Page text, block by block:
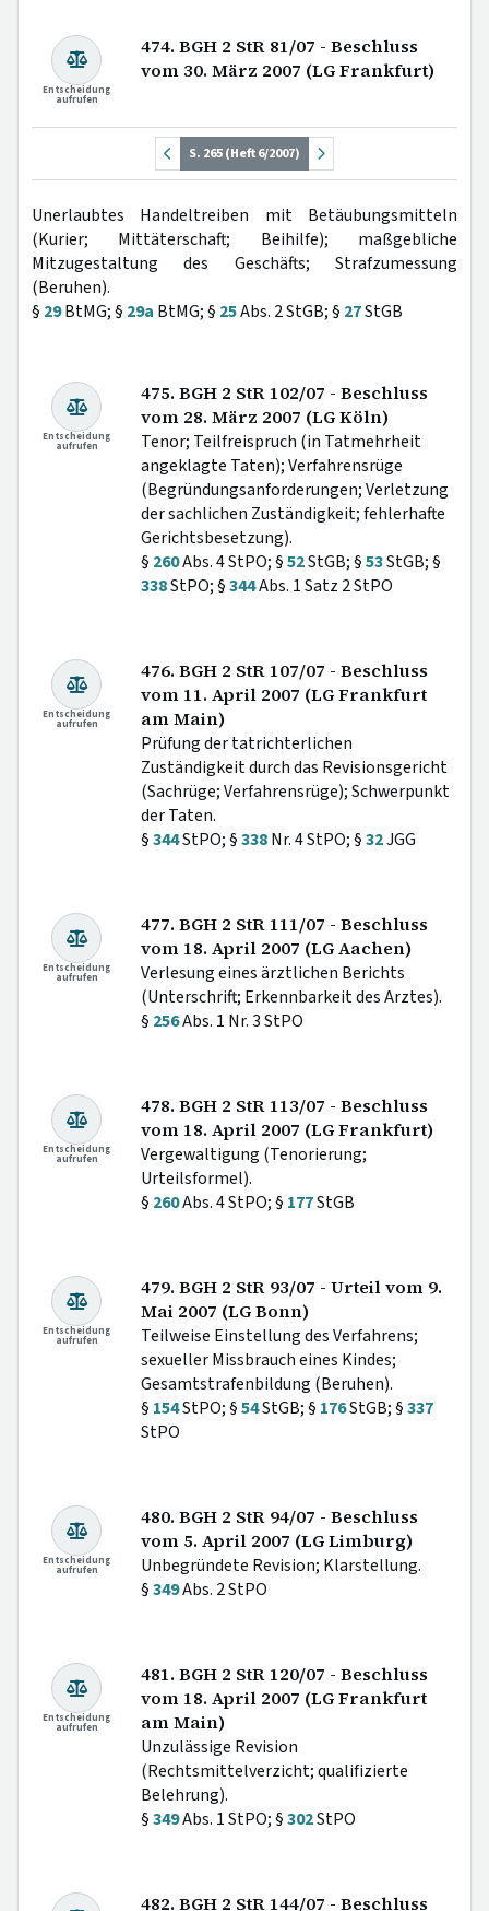
Entscheidung
aufrufen
474. BGH 2 StR 81/07 - Beschluss
vom 30. März 2007 (LG Frankfurt)
S. 265 (Heft 6/2007)
Unerlaubtes Handeltreiben mit Betäubungsmitteln
(Kurier; Mittäterschaft; Beihilfe); maßgebliche
Mitzugestaltung des Geschäfts; Strafzumessung
(Beruhen).
§ 29BtMG; § 29a BtMG; § 25Abs. 2 StGB; § 27StGB
Entscheidung
aufrufen
475. BGH 2 StR 102/07 - Beschluss
vom 28. März 2007 (LG Köln)
Tenor; Teilfreispruch (in Tatmehrheit
angeklagte Taten); Verfahrensrüge
(Begründungsanforderungen; Verletzung
der sachlichen Zuständigkeit; fehlerhafte
Gerichtsbesetzung).
§ 260Abs. 4 StPO; §52StGB; §53StGB; §
338StPO; §344Abs. 1 Satz 2 StPO
Entscheidung
aufrufen
476. BGH 2 StR 107/07 - Beschluss
vom 11. April 2007 (LG Frankfurt
am Main)
Prüfung der tatrichterlichen
Zuständigkeit durch das Revisionsgericht
(Sachrüge; Verfahrensrüge); Schwerpunkt
der Taten.
§344StPO; §338Nr. 4 StPO; §32JGG
Entscheidung
aufrufen
477. BGH 2 StR 111/07 - Beschluss
vom 18. April 2007 (LG Aachen)
Verlesung eines ärztlichen Berichts
(Unterschrift; Erkennbarkeit des Arztes).
§ 256Abs. 1 Nr. 3 StPO
Entscheidung
aufrufen
478. BGH 2 StR 113/07 - Beschluss
vom 18. April 2007 (LG Frankfurt)
Vergewaltigung (Tenorierung;
Urteilsformel).
§ 260Abs. 4 StPO; § 177StGB
Entscheidung
aufrufen
479. BGH 2 StR 93/07 - Urteil vom 9.
Mai 2007 (LG Bonn)
Teilweise Einstellung des Verfahrens;
sexueller Missbrauch eines Kindes;
Gesamtstrafenbildung (Beruhen).
§ 154StPO; §54StGB; § 176StGB; §337
StPO
Entscheidung
aufrufen
480. BGH 2 StR 94/07 - Beschluss
vom 5. April 2007 (LG Limburg)
Unbegründete Revision; Klarstellung.
§349Abs. 2 StPO
Entscheidung
aufrufen
481. BGH 2 StR 120/07 - Beschluss
vom 18. April 2007 (LG Frankfurt
am Main)
Unzulässige Revision
(Rechtsmittelverzicht; qualifizierte
Belehrung).
§349Abs. 1 StPO; §302StPO
482. BGH 2 StR 144/07 - Beschluss